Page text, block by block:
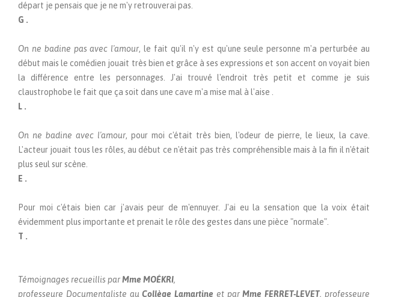
départ je pensais que je ne m'y retrouverai pas.
G .
On ne badine pas avec l'amour, le fait qu'il n'y est qu'une seule personne m'a perturbée au
début mais le comédien jouait très bien et grâce à ses expressions et son accent on voyait bien
la différence entre les personnages. J'ai trouvé l'endroit très petit et comme je suis
claustrophobe le fait que ça soit dans une cave m'a mise mal à l'aise .
L .
On ne badine avec l'amour, pour moi c'était très bien, l'odeur de pierre, le lieux, la cave.
L'acteur jouait tous les rôles, au début ce n'était pas très compréhensible mais à la fin il n'était
plus seul sur scène.
E .
Pour moi c'étais bien car j'avais peur de m'ennuyer. J'ai eu la sensation que la voix était
évidemment plus importante et prenait le rôle des gestes dans une pièce "normale".
T .
Témoignages recueillis parMme MOÉKRI,
professeure Documentaliste auCollège Lamartine et parMme FERRET-LEVET, professeure